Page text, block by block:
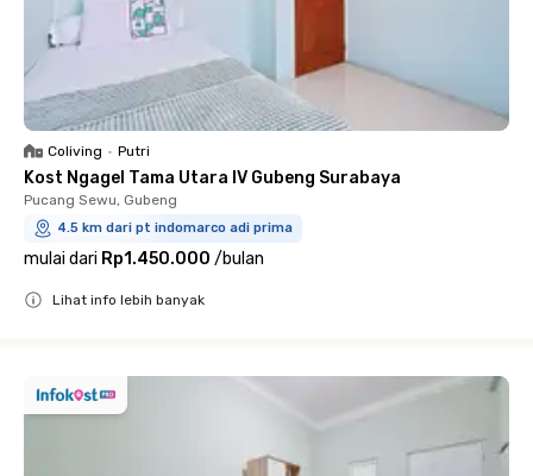
Coliving • Putri
Kost Ngagel Tama Utara IV Gubeng Surabaya
Pucang Sewu, Gubeng
4.5 km dari pt indomarco adi prima
mulai dari Rp1.450.000 /bulan
Lihat info lebih banyak